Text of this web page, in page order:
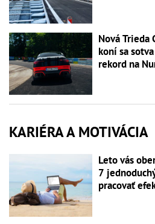
Nová Trieda
koní sa
rekord na
KARIÉRA A MOTIVÁCIA
Leto vás
7
pracovať